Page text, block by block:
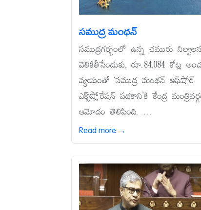
సముద్ర మంథన్‌
సముద్రగర్భంలో ఉన్న చమురు
వెలికితీసేందుకు, రూ.84,084 కోట్ల
వ్యయంతో ‘సముద్ర మంథన్‌ ఆఫ్‌షోర్‌
ఎక్స్‌ప్లోరేషన్‌ పథకాని’కి కేంద్ర
ఆమోదం తెలిపింది. ...
Read more →